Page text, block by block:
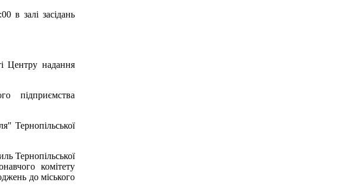
в залі засідань
Центру надання
підприємства
Тернопільської
Тернопільської
комітету
до міського